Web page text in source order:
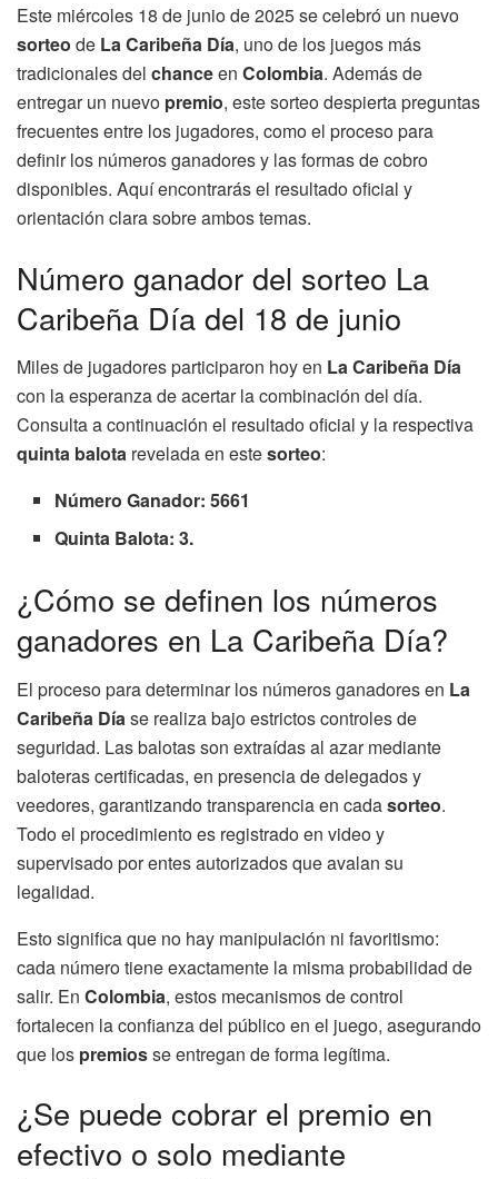
Este miércoles 18 de junio de 2025 se celebró un nuevo
sorteo de La Caribeña Día, uno de los juegos más
tradicionales del chanceen Colombia. Además de
entregar un nuevo premio, este sorteo despierta preguntas
frecuentes entre los jugadores, como el proceso para
definir los números ganadores y las formas de cobro
disponibles. Aquí encontrarás el resultado oficial y
orientación clara sobre ambos temas.
Número ganador del sorteo La
Caribeña Día del 18 de junio
Miles de jugadores participaron hoy en La Caribeña Día
con la esperanza de acertar la combinación del día.
Consulta a continuación el resultado oficial y la respectiva
quinta balota revelada en estesorteo:
Número Ganador: 5661
Quinta Balota: 3.
¿Cómo se definen los números
ganadores en La Caribeña Día?
El proceso para determinar los números ganadores en La
Caribeña Díase realiza bajo estrictos controles de
seguridad. Las balotas son extraídas al azar mediante
baloteras certificadas, en presencia de delegados y
veedores, garantizando transparencia en cadasorteo.
Todo el procedimiento es registrado en video y
supervisado por entes autorizados que avalan su
legalidad.
Esto significa que no hay manipulación ni favoritismo:
cada número tiene exactamente la misma probabilidad de
salir. En Colombia, estos mecanismos de control
fortalecen la confianza del público en el juego, asegurando
que los premiosse entregan de forma legítima.
¿Se puede cobrar el premio en
efectivo o solo mediante